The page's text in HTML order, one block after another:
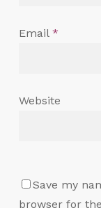
Email *
Website
Save my
browser for